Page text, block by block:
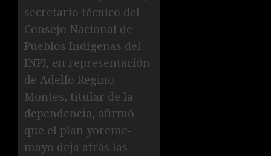
secretario técnico del
Consejo Nacional de
Pueblos Indígenas del
INPI, en representación
de Adelfo Regino
Montes, titular de la
dependencia, afirmó
que el plan yoreme-
mayo deja atrás las